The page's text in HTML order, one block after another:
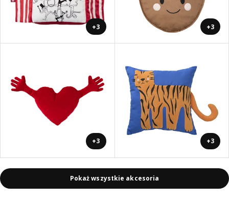
+3 +3
+3 +3
Pokaż wszystkie akcesoria